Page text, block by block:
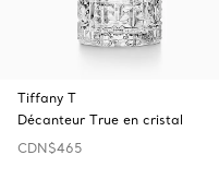
Tiffany T
Décanteur True en cristal
CDN$465